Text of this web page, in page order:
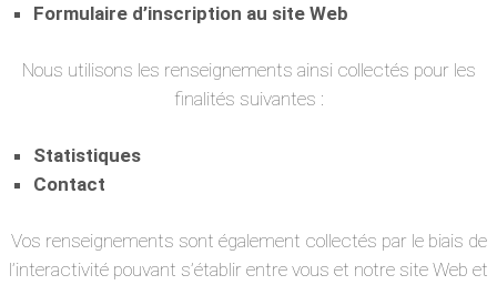
Formulaire d’inscription au site Web
Nous utilisons les renseignements ainsi collectés pour les
finalités suivantes :
Statistiques
Contact
Vos renseignements sont également collectés par le biais de
l’interactivité pouvant s’établir entre vous et notre site Web et